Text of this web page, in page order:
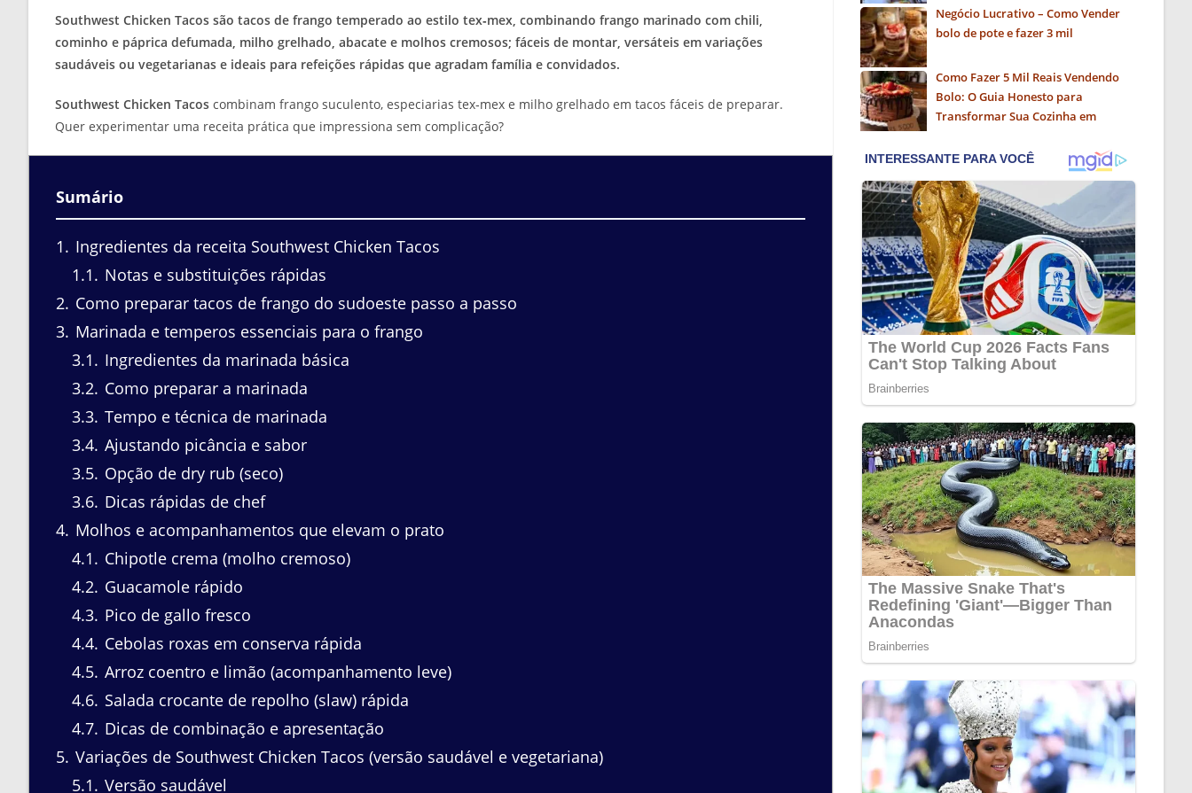
Southwest Chicken Tacos são tacos de frango temperado ao estilo tex‑mex, combinando frango marinado com chili,
cominho e páprica defumada, milho grelhado, abacate e molhos cremosos; fáceis de montar, versáteis em variações
saudáveis ou vegetarianas e ideais para refeições rápidas que agradam família e convidados.
Southwest Chicken Tacos combinam frango suculento, especiarias tex‑mex e milho grelhado em tacos fáceis de preparar.
Quer experimentar uma receita prática que impressiona sem complicação?
Sumário
1
Ingredientes da receita Southwest Chicken Tacos
1.1
Notas e substituições rápidas
2 Como preparar tacos de frango do sudoeste passo a passo
3 Marinada e temperos essenciais para o frango
3.1
Ingredientes da marinada básica
3.2 Como preparar a marinada
3.3 Tempo e técnica de marinada
3.4 Ajustando picância e sabor
3.5 Opção de dry rub (seco)
3.6 Dicas rápidas de chef
4 Molhos e acompanhamentos que elevam o prato
4.1
Chipotle crema (molho cremoso)
4.2 Guacamole rápido
4.3 Pico de gallo fresco
4.4 Cebolas roxas em conserva rápida
4.5 Arroz coentro e limão (acompanhamento leve)
4.6 Salada crocante de repolho (slaw) rápida
4.7 Dicas de combinação e apresentação
5 Variações de Southwest Chicken Tacos (versão saudável e vegetariana)
5.1
Versão saudável
Negócio Lucrativo – Como Vender
bolo de pote e fazer 3 mil
Como Fazer 5 Mil Reais Vendendo
Bolo: O Guia Honesto para
Transformar Sua Cozinha em